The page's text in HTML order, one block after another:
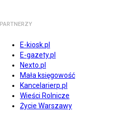
PARTNERZY
E-kiosk.pl
E-gazety.pl
Nexto.pl
Mała księgowość
Kancelarierp.pl
Wieści Rolnicze
Życie Warszawy